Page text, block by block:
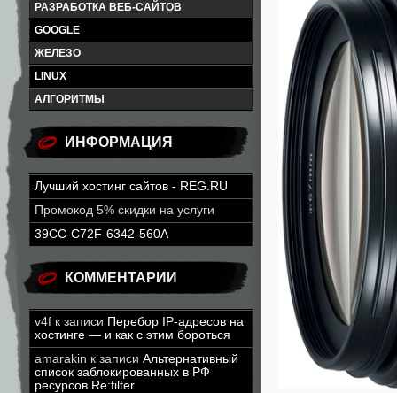
РАЗРАБОТКА ВЕБ-САЙТОВ
GOOGLE
ЖЕЛЕЗО
LINUX
АЛГОРИТМЫ
ИНФОРМАЦИЯ
Лучший хостинг сайтов - REG.RU
Промокод 5% скидки на услуги
39CC-C72F-6342-560A
КОММЕНТАРИИ
v4f к записи Перебор IP-адресов на
хостинге — и как с этим бороться
amarakin к записи Альтернативный
список заблокированных в РФ
ресурсов Re:filter